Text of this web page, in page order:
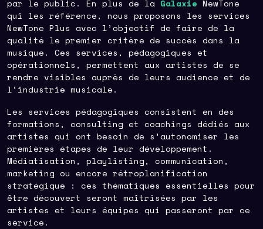
par le public. En plus de la Galaxie NewTone
qui les référence, nous proposons les services
NewTone Plus avec l’objectif de faire de la
qualité le premier critère de succès dans la
musique. Ces services, pédagogiques et
opérationnels, permettent aux artistes de se
rendre visibles auprès de leurs audience et de
l’industrie musicale.
Les services pédagogiques consistent en des
formations, consulting et coachings dédiés aux
artistes qui ont besoin de s’autonomiser les
premières étapes de leur développement.
Médiatisation, playlisting, communication,
marketing ou encore rétroplanification
stratégique : ces thématiques essentielles pour
être découvert seront maîtrisées par les
artistes et leurs équipes qui passeront par ce
service.